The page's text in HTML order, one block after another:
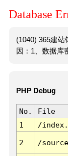
Database
(1040) 365建
因：1、数据库
PHP Debug
No. File
1
/
2 /